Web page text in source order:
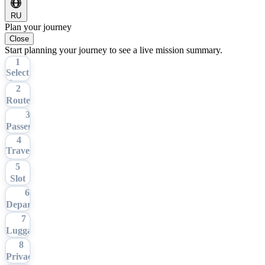
RU
Plan your journey
Close
Start planning your journey to see a live mission summary.
1
Select
Tour
2
Route
3
Passengers
4
Travel
Date
5
Slot
6
Departure
7
Luggage
8
Privacy